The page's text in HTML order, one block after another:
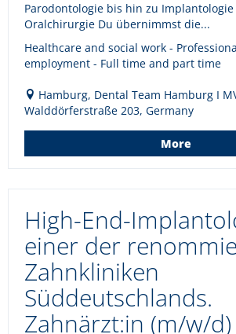
Parodontologie bis hin zu
Oralchirurgie Du übernimmst die...
Healthcare and social work -
employment - Full time and part time
Hamburg, Dental Team Hamburg I
Walddörferstraße 203, Germany
More
High-End-
einer der
Zahnkliniken
Süddeutschlands.
Zahnärzt:in (m/w/